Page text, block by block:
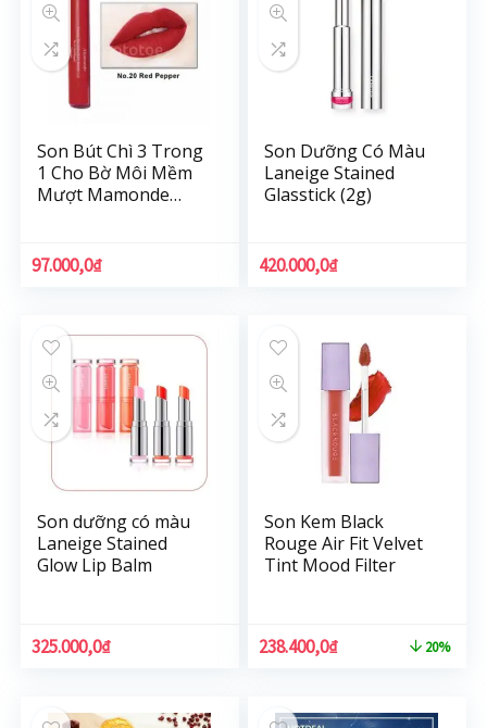
Son Bút Chì 3 Trong
1 Cho Bờ Môi Mềm
Mượt Mamonde
97.000,0₫
Son Dưỡng Có Màu
Laneige Stained
Glasstick (2g)
420.000,0₫
Son dưỡng có màu
Laneige Stained
Glow Lip Balm
325.000,0₫
Son Kem Black
Rouge Air Fit Velvet
Tint Mood Filter
238.400,0₫ 20%